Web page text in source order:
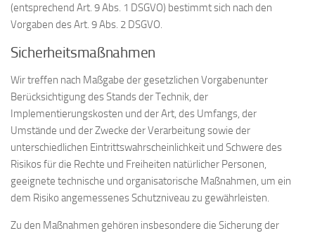
(entsprechend Art. 9 Abs. 1 DSGVO) bestimmt sich nach den
Vorgaben des Art. 9 Abs. 2 DSGVO.
Sicherheitsmaßnahmen
Wir treffen nach Maßgabe der gesetzlichen Vorgabenunter
Berücksichtigung des Stands der Technik, der
Implementierungskosten und der Art, des Umfangs, der
Umstände und der Zwecke der Verarbeitung sowie der
unterschiedlichen Eintrittswahrscheinlichkeit und Schwere des
Risikos für die Rechte und Freiheiten natürlicher Personen,
geeignete technische und organisatorische Maßnahmen, um ein
dem Risiko angemessenes Schutzniveau zu gewährleisten.
Zu den Maßnahmen gehören insbesondere die Sicherung der